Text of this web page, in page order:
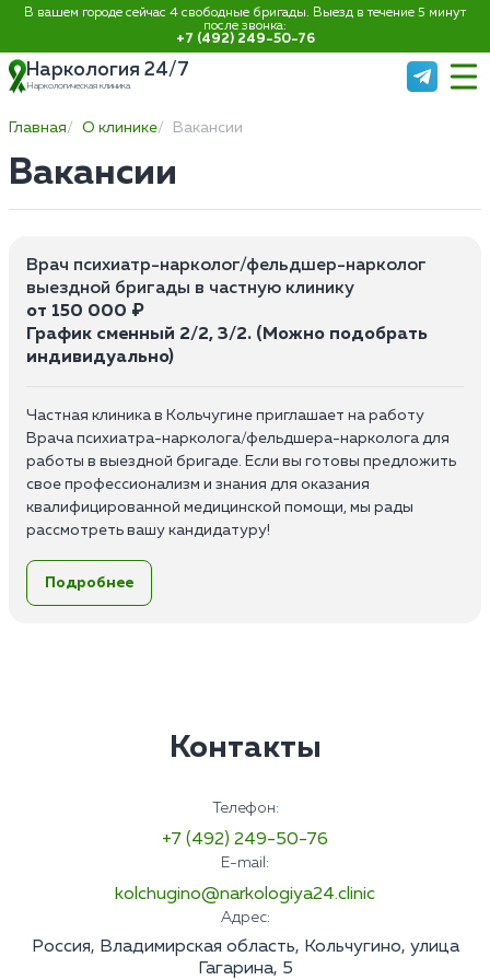
В вашем городе сейчас 4 свободные бригады. Выезд в течение 5 минут
после звонка:
+7 (492) 249-50-76
Наркология 24/7
Наркологическая клиника
Главная О клинике Вакансии
Вакансии
Врач психиатр-нарколог/фельдшер-нарколог
выездной бригады в частную клинику
от 150 000 ₽
График сменный 2/2, 3/2. (Можно подобрать
индивидуально)
Частная клиника в Кольчугине приглашает на работу
Врача психиатра-нарколога/фельдшера-нарколога для
работы в выездной бригаде. Если вы готовы предложить
свое профессионализм и знания для оказания
квалифицированной медицинской помощи, мы рады
рассмотреть вашу кандидатуру!
Обязанности:
Выезд на дом, первичное обследование пациентов;
Высшее или среднее медицинское образование по
Опыт работы от 1 до 3 лет;
Знание основ психиатрии и наркологии, а также
основных методов инструментальной и лабораторной
диагностики;
Умение работать в команде;
Ответственность;
Пунктуальность и высокая
Подробнее
Контакты
Телефон:
+7 (492) 249-50-76
E-mail:
kolchugino@narkologiya24.clinic
Адрес:
Россия, Владимирская область, Кольчугино, улица
Гагарина, 5